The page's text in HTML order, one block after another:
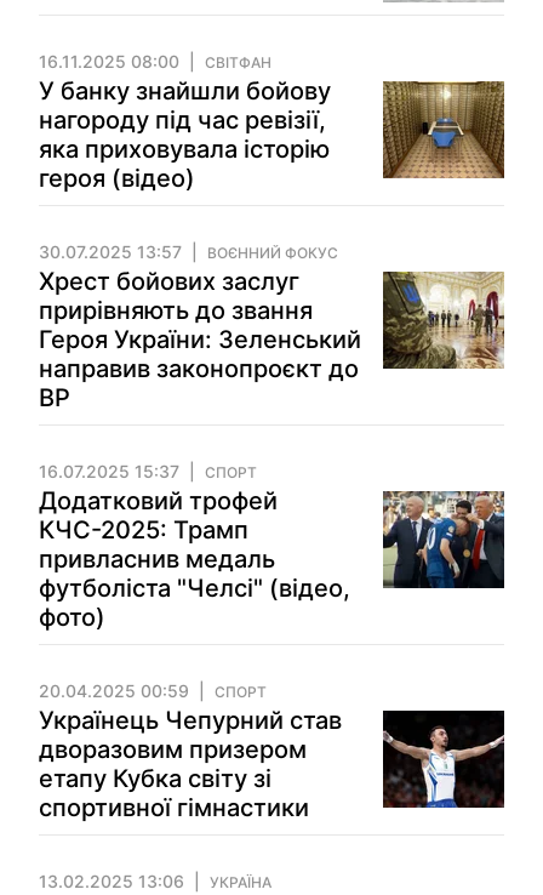
16.11.2025 08:00 СВІТФАН
У банку знайшли бойову
нагороду під час ревізії,
яка приховувала історію
героя (відео)
30.07.2025 13:57 ВОЄННИЙ ФОКУС
Хрест бойових заслуг
прирівняють до звання
Героя України: Зеленський
направив законопроєкт до
ВР
16.07.2025 15:37 СПОРТ
Додатковий трофей
КЧС-2025: Трамп
привласнив медаль
футболіста "Челсі" (відео,
фото)
20.04.2025 00:59 СПОРТ
Українець Чепурний став
дворазовим призером
етапу Кубка світу зі
спортивної гімнастики
13.02.2025 13:06 УКРАЇНА